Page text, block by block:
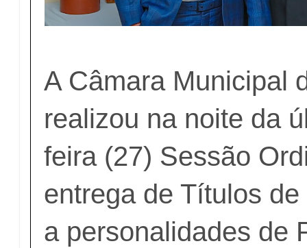
A Câmara Municipal
realizou na noite da
feira (27) Sessão
entrega de Títulos
a personalidades de